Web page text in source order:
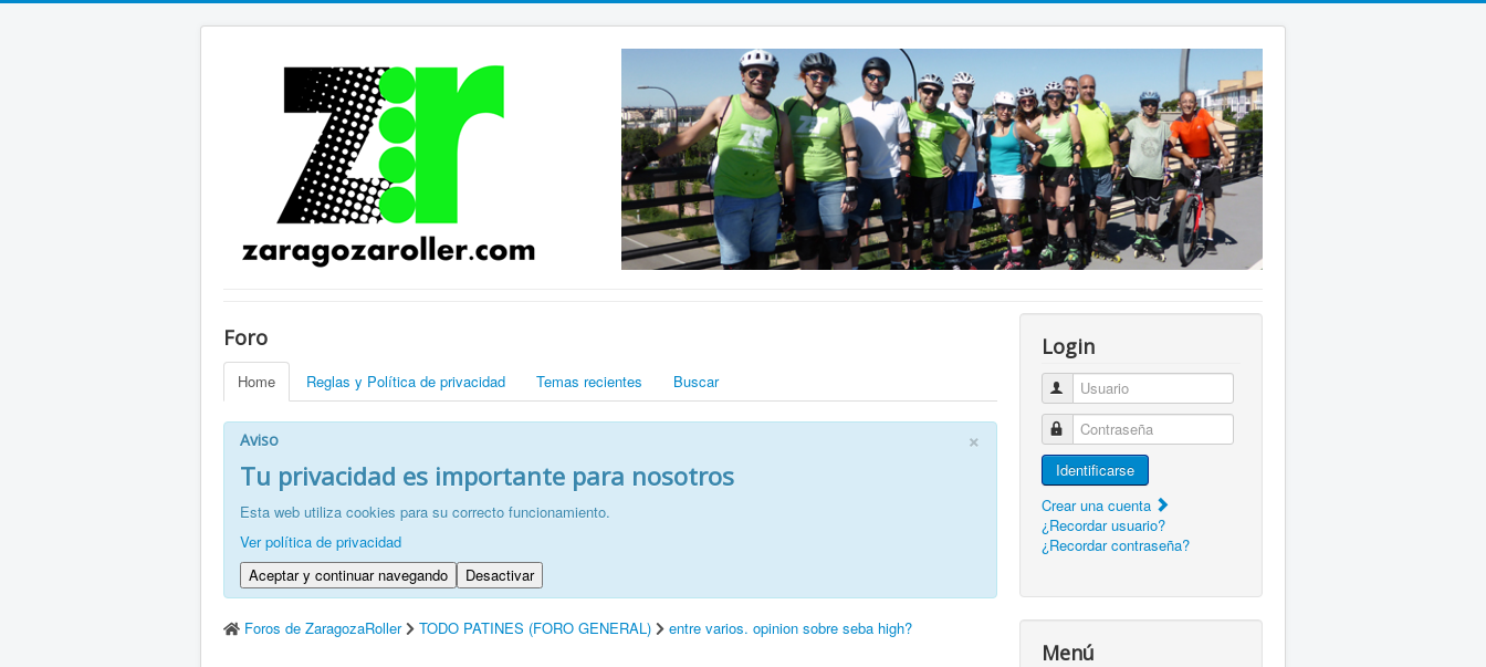
Foro
Home Reglas y Política de privacidad Temas recientes Buscar
×
Aviso
Tu privacidad es importante para nosotros
Esta web utiliza cookies para su correcto funcionamiento.
Ver política de privacidad
Aceptar y continuar navegando
Desactivar
Foros de ZaragozaRoller TODO PATINES (FORO GENERAL) entre varios. opinion sobre seba high?
Login
Usuario
Contraseña
Identificarse
Crear una cuenta
¿Recordar usuario?
¿Recordar contraseña?
Menú